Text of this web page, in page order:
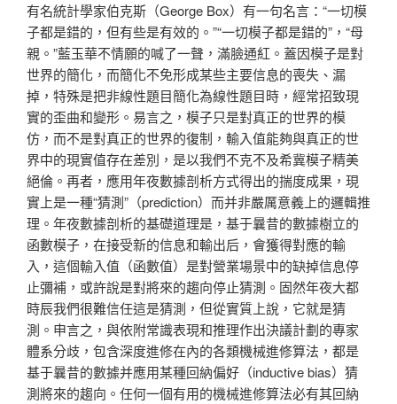
有名統計學家伯克斯（George Box）有一句名言：“一切模
子都是錯的，但有些是有效的。”“一切模子都是錯的”，“母
親。”藍玉華不情願的喊了一聲，滿臉通紅。蓋因模子是對
世界的簡化，而簡化不免形成某些主要信息的喪失、漏
掉，特殊是把非線性題目簡化為線性題目時，經常招致現
實的歪曲和變形。易言之，模子只是對真正的世界的模
仿，而不是對真正的世界的復制，輸入值能夠與真正的世
界中的現實值存在差別，是以我們不克不及希冀模子精美
絕倫。再者，應用年夜數據剖析方式得出的揣度成果，現
實上是一種“猜測”（prediction）而并非嚴厲意義上的邏輯推
理。年夜數據剖析的基礎道理是，基于曩昔的數據樹立的
函數模子，在接受新的信息和輸出后，會獲得對應的輸
入，這個輸入值（函數值）是對營業場景中的缺掉信息停
止彌補，或許說是對將來的趨向停止猜測。固然年夜大都
時辰我們很難信任這是猜測，但從實質上說，它就是猜
測。申言之，與依附常識表現和推理作出決議計劃的專家
體系分歧，包含深度進修在內的各類機械進修算法，都是
基于曩昔的數據并應用某種回納偏好（inductive bias）猜
測將來的趨向。任何一個有用的機械進修算法必有其回納